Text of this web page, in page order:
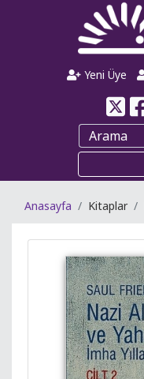
Yeni Üye
Anasayfa Kitaplar